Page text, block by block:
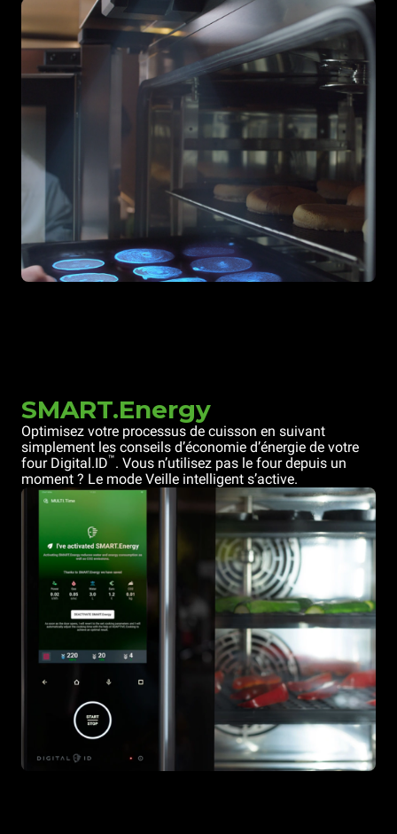
SMART.Energy
Optimisez votre processus de cuisson en suivant
simplement les conseils d’économie d’énergie de votre
four Digital.ID™. Vous n’utilisez pas le four depuis un
moment ? Le mode Veille intelligent s’active.